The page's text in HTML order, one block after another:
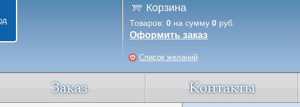
Корзина
Товаров: 0 на сумму 0 руб.
Оформить заказ
Список желаний